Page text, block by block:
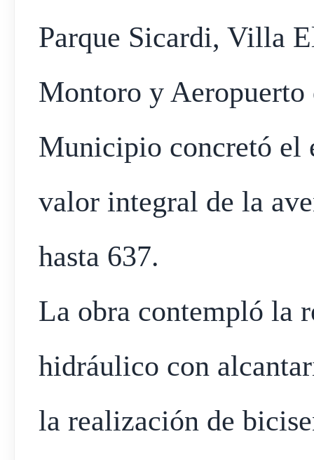
Parque Sicardi, Villa
Montoro y Aeropuerto
Municipio concretó el
valor integral de la
hasta 637.
La obra contempló la
hidráulico con
la realización de